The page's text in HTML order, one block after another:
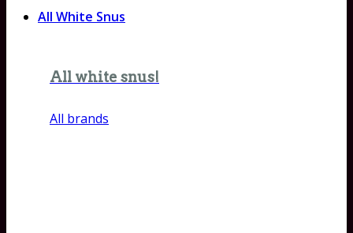
All White Snus
All white snus!
All brands